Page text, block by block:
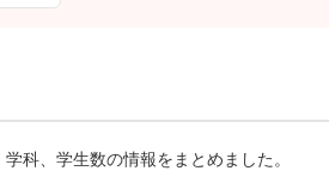
科、学生数の情報をまとめました。